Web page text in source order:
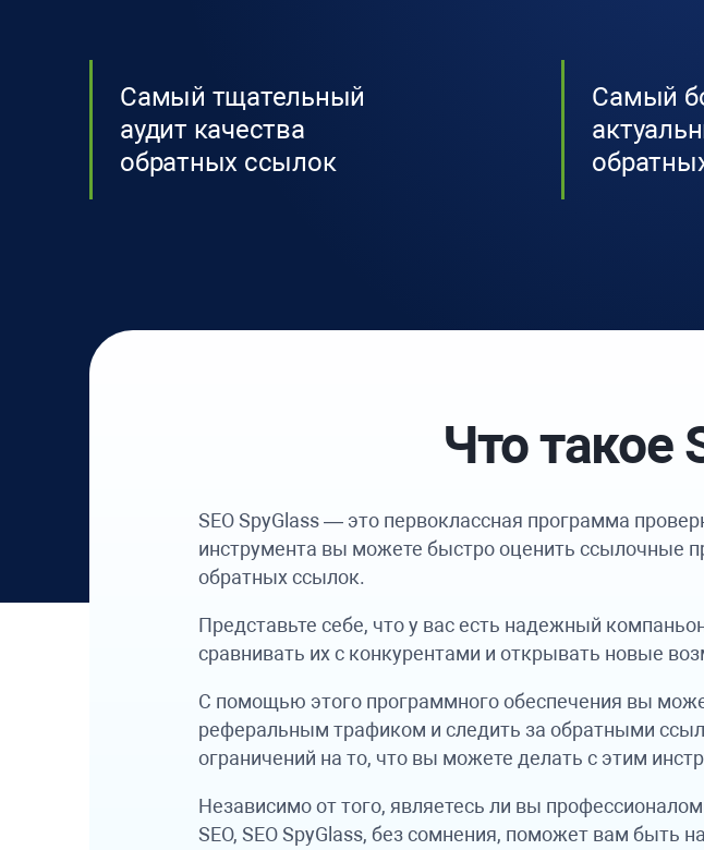
Самый тщательный
аудит качества
обратных ссылок
Самый
Что такое
SEO SpyGlass— это первоклассная программа
инструмента вы можете быстро оценить ссылочные
обратных ссылок.
Представьте себе, что у вас есть надежный
сравнивать их с конкурентами и открывать новые
С помощью этого программного обеспечения вы
реферальным трафиком и следить за обратными
ограничений на то, что вы можете делать с этим
Независимо от того, являетесь ли вы
SEO, SEO SpyGlass, без сомнения, поможет вам быть